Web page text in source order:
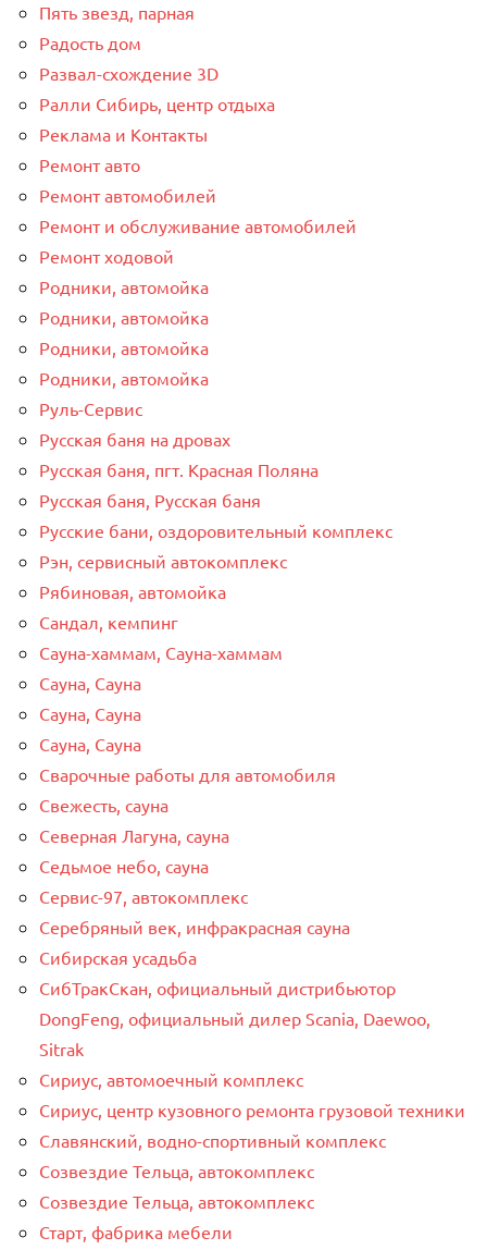
Пять звезд, парная
Радость дом
Развал-схождение 3D
Ралли Сибирь, центр отдыха
Реклама и Контакты
Ремонт авто
Ремонт автомобилей
Ремонт и обслуживание автомобилей
Ремонт ходовой
Родники, автомойка
Родники, автомойка
Родники, автомойка
Родники, автомойка
Руль-Сервис
Русская баня на дровах
Русская баня, пгт. Красная Поляна
Русская баня, Русская баня
Русские бани, оздоровительный комплекс
Рэн, сервисный автокомплекс
Рябиновая, автомойка
Сандал, кемпинг
Сауна-хаммам, Сауна-хаммам
Сауна, Сауна
Сауна, Сауна
Сауна, Сауна
Сварочные работы для автомобиля
Свежесть, сауна
Северная Лагуна, сауна
Седьмое небо, сауна
Сервис-97, автокомплекс
Серебряный век, инфракрасная сауна
Сибирская усадьба
СибТракСкан, официальный дистрибьютор
DongFeng, официальный дилер Scania, Daewoo,
Sitrak
Сириус, автомоечный комплекс
Сириус, центр кузовного ремонта грузовой техники
Славянский, водно-спортивный комплекс
Созвездие Тельца, автокомплекс
Созвездие Тельца, автокомплекс
Старт, фабрика мебели